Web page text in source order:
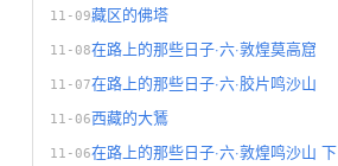
11-09藏区的佛塔
11-08在路上的那些日子·六·敦煌莫高窟
11-07在路上的那些日子·六·胶片鸣沙山
11-06西藏的大鵟
11-06在路上的那些日子·六·敦煌鸣沙山 下